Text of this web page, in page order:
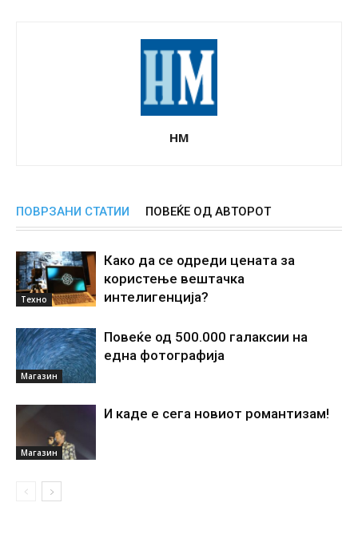
НМ
ПОВРЗАНИ СТАТИИ ПОВЕЌЕ ОД АВТОРОТ
Техно
Како да се одреди цената за
користење вештачка
интелигенциjа?
Магазин
Повеќе од 500.000 галаксии на
една фотографија
Магазин
И каде е сега новиот романтизам!